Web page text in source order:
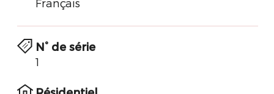
Français
N° de série
1